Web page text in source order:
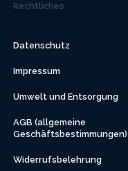
Rechtliches
Datenschutz
Impressum
Umwelt und Entsorgung
AGB (allgemeine
Geschäftsbestimmungen)
Widerrufsbelehrung